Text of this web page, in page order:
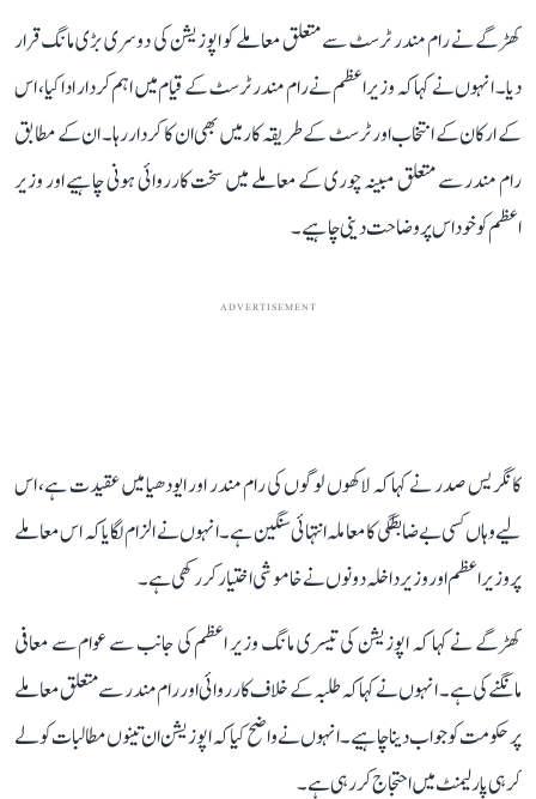
کھڑگے نے رام مندر ٹرسٹ سے متعلق معاملے کو اپوزیشن کی دوسری بڑی مانگ قرار
دیا۔ انہوں نے کہا کہ وزیر اعظم نے رام مندر ٹرسٹ کے قیام میں اہم کردار ادا کیا، اس
کے ارکان کے انتخاب اور ٹرسٹ کے طریقہ کار میں بھی ان کا کردار رہا۔ ان کے مطابق
رام مندر سے متعلق مبینہ چوری کے معاملے میں سخت کارروائی ہونی چاہیے اور وزیر
اعظم کو خود اس پر وضاحت دینی چاہیے۔
ADVERTISEMENT
کانگریس صدر نے کہا کہ لاکھوں لوگوں کی رام مندر اور ایودھیا میں عقیدت ہے، اس
لیے وہاں کسی بے ضابطگی کا معاملہ انتہائی سنگین ہے۔ انہوں نے الزام لگایا کہ اس معاملے
پر وزیر اعظم اور وزیر داخلہ دونوں نے خاموشی اختیار کر رکھی ہے۔
کھڑگے نے کہا کہ اپوزیشن کی تیسری مانگ وزیر اعظم کی جانب سے عوام سے معافی
مانگنے کی ہے۔ انہوں نے کہا کہ طلبہ کے خلاف کارروائی اور رام مندر سے متعلق معاملے
پر حکومت کو جواب دینا چاہیے۔ انہوں نے واضح کیا کہ اپوزیشن ان تینوں مطالبات کو لے
کر ہی پارلیمنٹ میں احتجاج کر رہی ہے۔